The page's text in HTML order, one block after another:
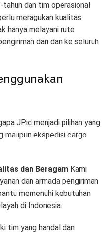
tahun dan tim operasional
meragukan kualitas
hanya melayani rute
dari dan ke seluruh
JP.id menjadi pilihan yang
maupun ekspedisi cargo
dan Beragam Kami
dan armada pengiriman
memenuhi kebutuhan
di Indonesia.
tim yang handal dan